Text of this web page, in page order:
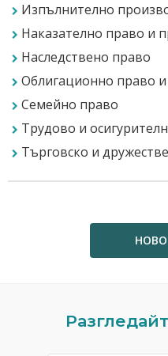
Изпълнително
Наказателно право и
Наследствено право
Облигационно право
Семейно право
Трудово и
Търговско и
НОВО